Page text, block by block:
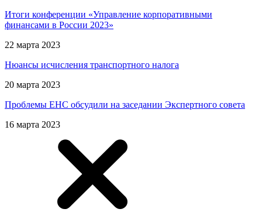
Итоги конференции «Управление корпоративными
финансами в России 2023»
22 марта 2023
Нюансы исчисления транспортного налога
20 марта 2023
Проблемы ЕНС обсудили на заседании Экспертного совета
16 марта 2023